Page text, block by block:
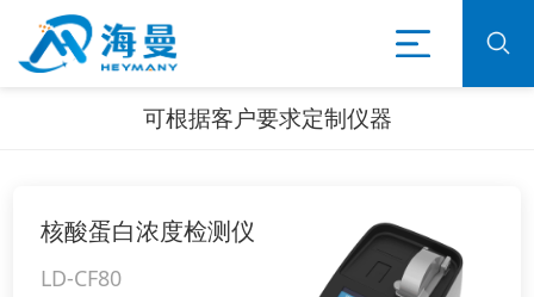
可根据客户要求定制仪器
核酸蛋白浓度检测仪
LD-CF80